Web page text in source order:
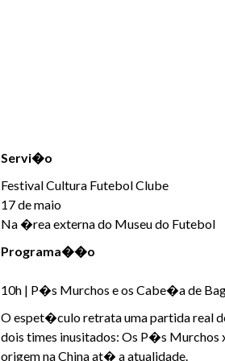
Servi�o
Festival Cultura Futebol Clube
17 de maio
Na �rea externa do Museu do Futebol
Programa��o
10h | P�s Murchos e os Cabe�a de
O espet�culo retrata uma partida real
dois times inusitados: Os P�s Murchos
origem na China at� a atualidade.